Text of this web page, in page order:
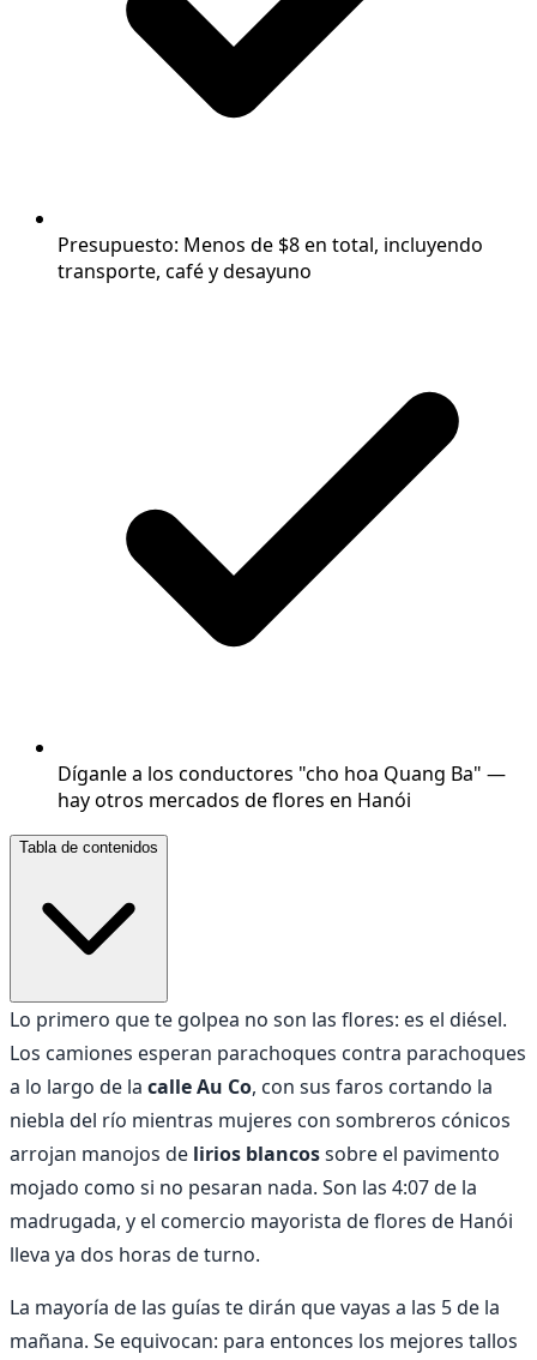
Presupuesto: Menos de $8 en total, incluyendo
transporte, café y desayuno
Díganle a los conductores "cho hoa Quang Ba" —
hay otros mercados de flores en Hanói
Tabla de contenidos
Lo primero que te golpea no son las flores: es el diésel.
Los camiones esperan parachoques contra parachoques
a lo largo de la calle Au Co, con sus faros cortando la
niebla del río mientras mujeres con sombreros cónicos
arrojan manojos de lirios blancossobre el pavimento
mojado como si no pesaran nada. Son las 4:07 de la
madrugada, y el comercio mayorista de flores de Hanói
lleva ya dos horas de turno.
La mayoría de las guías te dirán que vayas a las 5 de la
mañana. Se equivocan: para entonces los mejores tallos